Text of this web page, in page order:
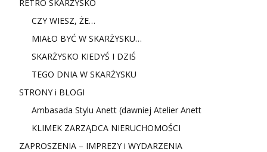
RETRO SKARŻYSKO
CZY WIESZ, ŻE…
MIAŁO BYĆ W SKARŻYSKU…
SKARŻYSKO KIEDYŚ I DZIŚ
TEGO DNIA W SKARŻYSKU
STRONY i BLOGI
Ambasada Stylu Anett (dawniej Atelier Anett
KLIMEK ZARZĄDCA NIERUCHOMOŚCI
ZAPROSZENIA – IMPREZY i WYDARZENIA